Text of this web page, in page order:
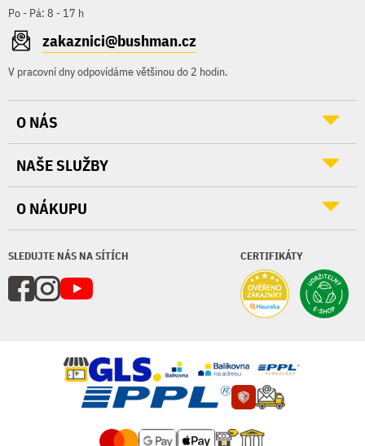
Po - Pá: 8 - 17 h
zakaznici@bushman.cz
V pracovní dny odpovídáme většinou do 2 hodin.
SLEDUJTE NÁS NA SÍTÍCH CERTIFIKÁTY
O NÁS
NAŠE SLUŽBY
O NÁKUPU